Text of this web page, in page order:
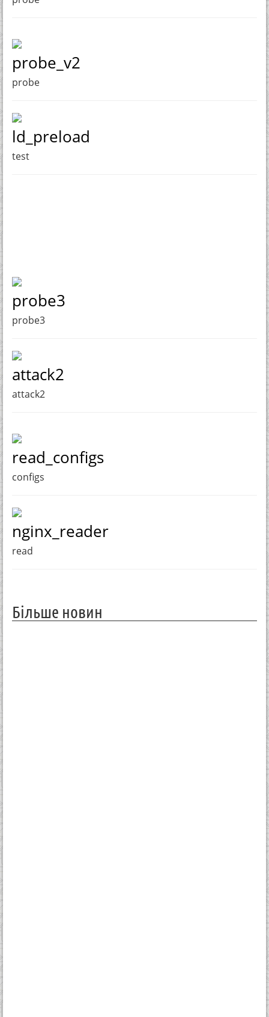
probe_v2
probe
ld_preload
test
probe3
probe3
attack2
attack2
read_configs
configs
nginx_reader
read
Більше новин